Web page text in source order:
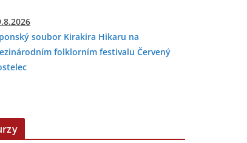
soubor Kirakira Hikaru na
folklorním festivalu Červený